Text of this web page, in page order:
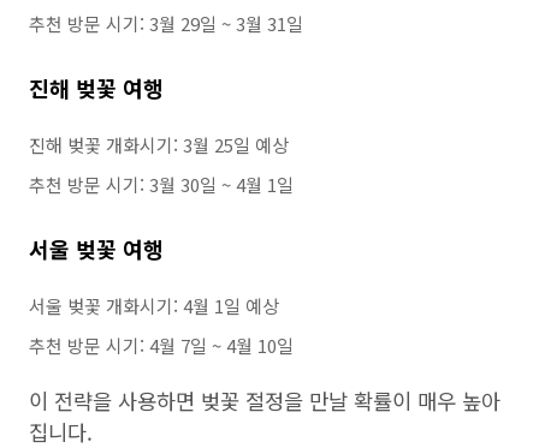
추천 방문 시기: 3월 29일 ~ 3월 31일
진해 벚꽃 여행
진해 벚꽃 개화시기: 3월 25일 예상
추천 방문 시기: 3월 30일 ~ 4월 1일
서울 벚꽃 여행
서울 벚꽃 개화시기: 4월 1일 예상
추천 방문 시기: 4월 7일 ~ 4월 10일
이 전략을 사용하면 벚꽃 절정을 만날 확률이 매우 높아
집니다.